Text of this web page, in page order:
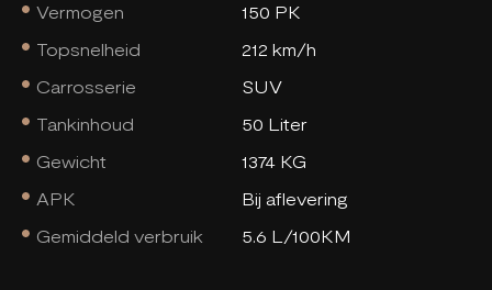
Vermogen
150 PK
Topsnelheid
212 km/h
Carrosserie
SUV
Tankinhoud
50 Liter
Gewicht
1374 KG
APK
Bij aflevering
Gemiddeld verbruik
5.6 L/100KM